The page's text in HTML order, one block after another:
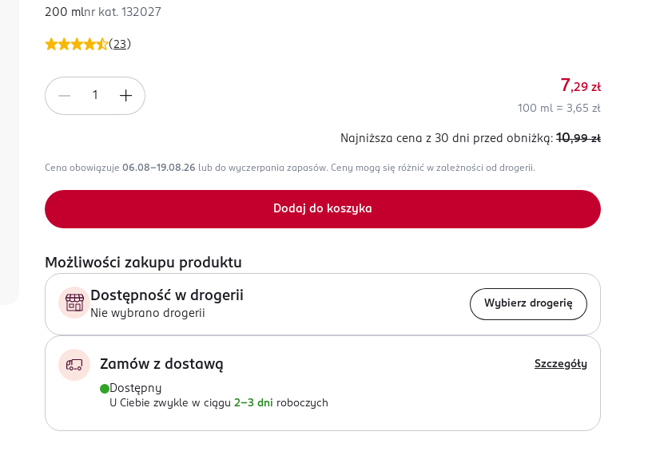
(23 )
200 mlnr kat. 132027
7,29 zł
100 ml = 3,65 zł
Najniższa cena z 30 dni przed obniżką: 10,99 zł
Cena obowiązuje 06.08-19.08.26 lub do wyczerpania zapasów. Ceny mogą się różnić w zależności od drogerii.
Dodaj do koszyka
Możliwości zakupu produktu
Dostępność w drogerii
Nie wybrano drogerii
Wybierz drogerię
Zamów z dostawą Szczegóły
Dostępny
U Ciebie zwykle w ciągu 2-3 dni roboczych